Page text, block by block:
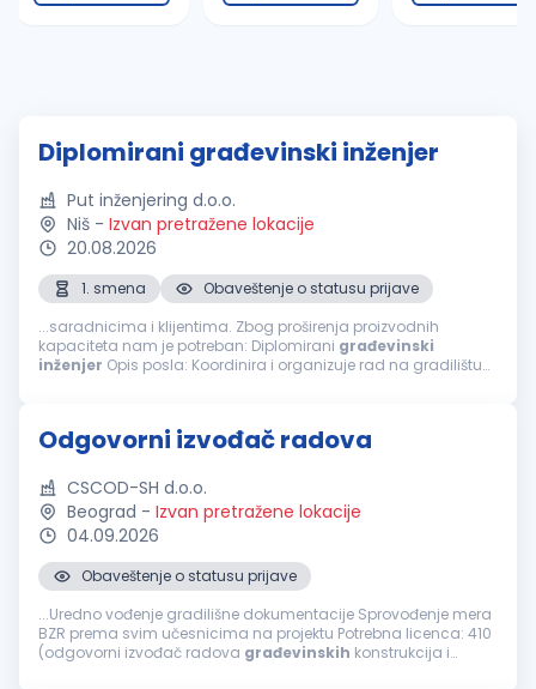
Diplomirani građevinski inženjer
Put inženjering d.o.o.
Niš - Izvan pretražene lokacije
20.08.2026
1. smena
Obaveštenje o statusu prijave
...saradnicima i klijentima. Zbog proširenja proizvodnih
kapaciteta nam je potreban: Diplomirani građevinski
inženjer Opis posla: Koordinira i organizuje rad na gradilištu
Odgovorni izvođač radova
CSCOD-SH d.o.o.
Beograd - Izvan pretražene lokacije
04.09.2026
Obaveštenje o statusu prijave
...Uredno vođenje gradilišne dokumentacije Sprovođenje mera
BZR prema svim učesnicima na projektu Potrebna licenca: 410
(odgovorni izvođač radova građevinskih konstrukcija i